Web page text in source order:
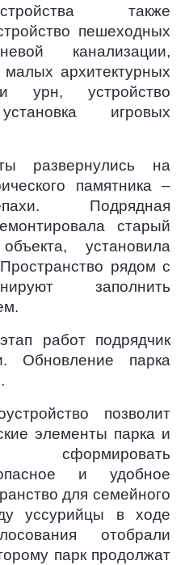
также
пешеходных
канализации,
архитектурных
урн, устройство
игровых
развернулись на
памятника –
Подрядная
старый
установила
рядом с
заполнить
работ подрядчик
Обновление парка
позволит
элементы парка и
сформировать
и удобное
для семейного
уссурийцы в ходе
отобрали
парк продолжат